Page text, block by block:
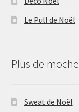
Le Pull de Noël
Plus de moche
Sweat de Noël